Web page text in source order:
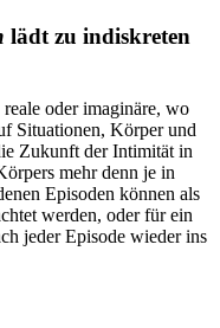
lädt zu indiskreten
oder imaginäre, wo
Situationen, Körper und
Zukunft der Intimität in
mehr denn je in
Episoden können als
werden, oder für ein
jeder Episode wieder ins